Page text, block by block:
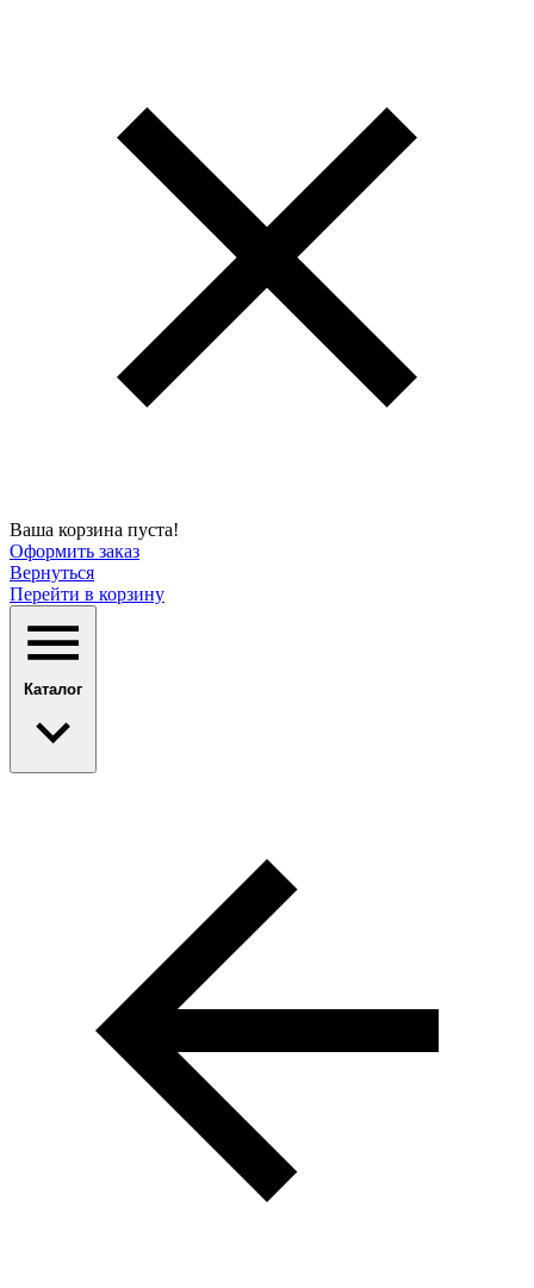
Ваша корзина пуста!
Оформить заказ
Вернуться
Перейти в корзину
Каталог